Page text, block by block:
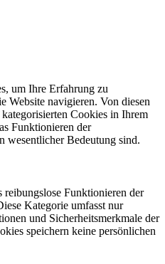
um Ihre Erfahrung zu
Website navigieren. Von diesen
Cookies in Ihrem
Funktionieren der
wesentlicher Bedeutung sind.
Funktionieren der
Kategorie umfasst nur
und Sicherheitsmerkmale der
speichern keine persönlichen